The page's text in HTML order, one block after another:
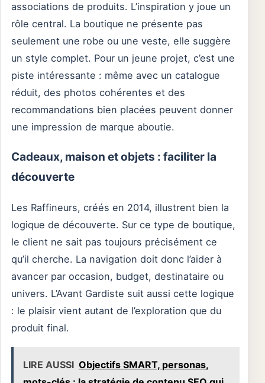
associations de produits. L’inspiration y joue un
rôle central. La boutique ne présente pas
seulement une robe ou une veste, elle suggère
un style complet. Pour un jeune projet, c’est une
piste intéressante : même avec un catalogue
réduit, des photos cohérentes et des
recommandations bien placées peuvent donner
une impression de marque aboutie.
Cadeaux, maison et objets : faciliter la
découverte
Les Raffineurs, créés en 2014, illustrent bien la
logique de découverte. Sur ce type de boutique,
le client ne sait pas toujours précisément ce
qu’il cherche. La navigation doit donc l’aider à
avancer par occasion, budget, destinataire ou
univers. L’Avant Gardiste suit aussi cette logique
: le plaisir vient autant de l’exploration que du
produit final.
LIRE AUSSI Objectifs SMART, personas,